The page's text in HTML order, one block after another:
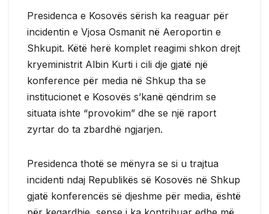
Presidenca e Kosovës sërish ka reaguar për
incidentin e Vjosa Osmanit në Aeroportin e
Shkupit. Këtë herë komplet reagimi shkon drejt
kryeministrit Albin Kurti i cili dje gjatë një
konference për media në Shkup tha se
institucionet e Kosovës s’kanë qëndrim se
situata ishte “provokim” dhe se një raport
zyrtar do ta zbardhë ngjarjen.
Presidenca thotë se mënyra se si u trajtua
incidenti ndaj Republikës së Kosovës në Shkup
gjatë konferencës së djeshme për media, është